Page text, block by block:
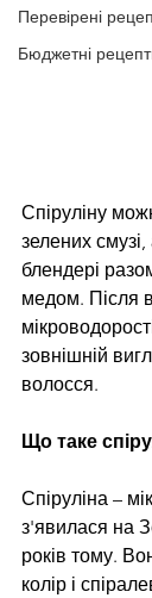
Перевірені
Бюджетні
Спіруліну
зелених
блендері
медом. Після
зовнішній
волосся.
Що таке
Спіруліна –
з'явилася на
років тому.
колір і